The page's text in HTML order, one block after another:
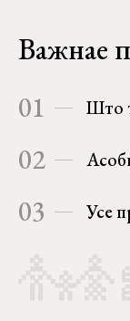
Важнае
01 Што
02
03 Усе